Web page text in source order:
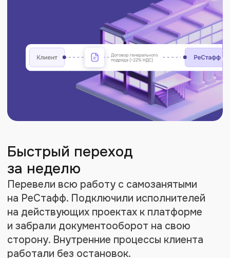
Результаты
внедрения
Генподряд
в регулярный режим.
Клиент использует
РеСтафф как основной
инструмент для работы
с самозанятыми
и продолжает наращивать
объёмы сотрудничества